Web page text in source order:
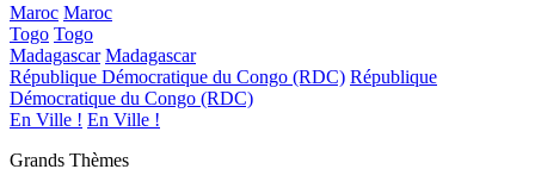
Maroc Maroc
Togo Togo
Madagascar Madagascar
République Démocratique du Congo (RDC) République
Démocratique du Congo (RDC)
En Ville ! En Ville !
Grands Thèmes